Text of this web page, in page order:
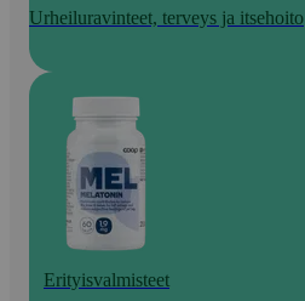
Urheiluravinteet, terveys ja itsehoito
Erityisvalmisteet